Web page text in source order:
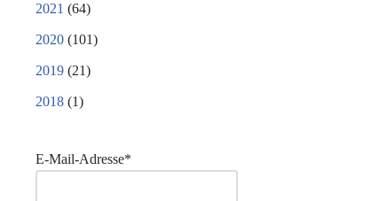
2021 (64)
2020 (101)
2019 (21)
2018 (1)
E-Mail-Adresse*